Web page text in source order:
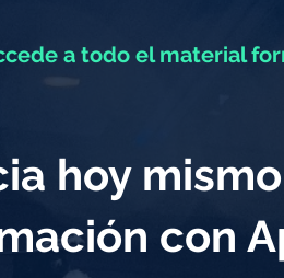
a todo el material
hoy
con